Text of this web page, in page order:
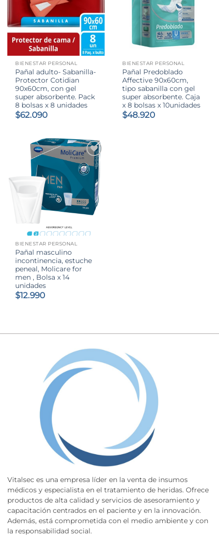
BIENESTAR PERSONAL
Pañal adulto- Sabanilla-
Protector Cotidian
90x60cm, con gel
super absorbente. Pack
8 bolsas x 8 unidades
$62.090
BIENESTAR PERSONAL
Pañal Predoblado
Affective 90x60cm,
tipo sabanilla con gel
super absorbente. Caja
x 8 bolsas x 10unidades
$48.920
BIENESTAR PERSONAL
Pañal masculino
incontinencia, estuche
peneal, Molicare for
men , Bolsa x 14
unidades
$12.990
Vitalsec es una empresa líder en la venta de insumos
médicos y especialista en el tratamiento de heridas. Ofrece
productos de alta calidad y servicios de asesoramiento y
capacitación centrados en el paciente y en la innovación.
Además, está comprometida con el medio ambiente y con
la responsabilidad social.